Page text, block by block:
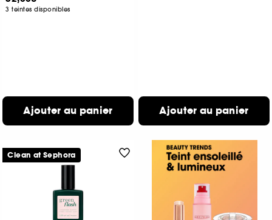
3 teintes disponibles
Ajouter au panier Ajouter au panier
Clean at Sephora